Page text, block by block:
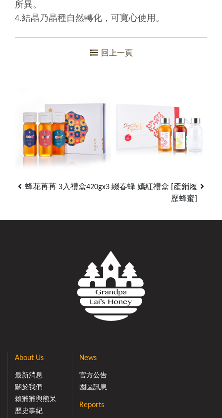
所異。
4.結晶乃晶種自然轉化，可寬心使用。
回上一頁
蜂花苒苒 3入禮盒420gx3 綴春蜂 嫣紅禮盒 [產銷履
歷蜂蜜]
About Us
最新消息
關於我們
賴爺爺與熊呆
歷史事紀
News
官方公告
園區訊息
Reports